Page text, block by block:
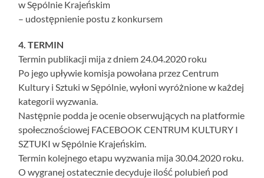
w Sępólnie Krajeńskim
– udostępnienie postu z konkursem
4. TERMIN
Termin publikacji mija z dniem 24.04.2020 roku
Po jego upływie komisja powołana przez Centrum
Kultury i Sztuki w Sępólnie, wyłoni wyróżnione w każdej
kategorii wyzwania.
Następnie podda je ocenie obserwujących na platformie
społecznościowej FACEBOOK CENTRUM KULTURY I
SZTUKI w Sępólnie Krajeńskim.
Termin kolejnego etapu wyzwania mija 30.04.2020 roku.
O wygranej ostatecznie decyduje ilość polubień pod